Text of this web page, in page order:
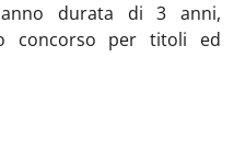
durata di 3 anni,
concorso per titoli ed